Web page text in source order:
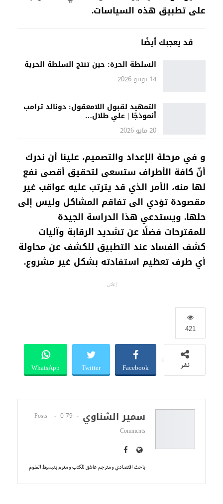
على تطبيق هذه السياسات.
قد يعجبك أيضًا
السلطة الحرة: حين تنتج السلطة الحرية
14 يونيو 2026
التمهيد لقبول اللامعقول: دونالد ترامب
أنموذجًا | علي طلال…
20 مايو 2026
و في مرحلة الإعداد والتصميم، علينا أن ندرك
أنّ كافة الأطراف ستسعى لتحقيق أقصى نفع
لها منه، الأمر الذي قد يترتب عليه عواقب غير
مقصودة تؤدي الى تفاقم المشاكل وليس إلى
حلها. ويستدعي هذا الدراسة الجيدة
للمقترحات فضلًا عن تشديد الرقابة وآليات
كشف الفساد عند التطبيق للكشف عن محاولة
أي طرف تعظيم استفادته بشكل غير مشروع.
إعلان
421
نشر Facebook
Twitter
WhatsApp
سمير الشناوي 79 Posts
0
Comments
باحث اقتصادي و مترجم عاشق للكتب و مغرم بتبسيط العلوم